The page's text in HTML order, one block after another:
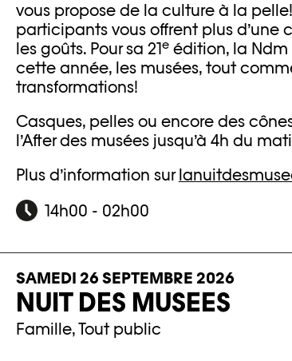
vous propose de la culture à la
participants vous offrent plus d’une
les goûts. Pour sa 21eédition, la Ndm
cette année, les musées, tout
transformations!
Casques, pelles ou encore des
l’After des musées jusqu’à 4h du
Plus d’information sur
14h00 - 02h00
SAMEDI 26 SEPTEMBRE 2026
NUIT DES MUSEES
Famille, Tout public